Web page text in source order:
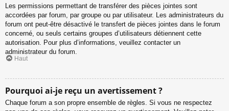
Les permissions permettant de transférer des pièces jointes sont
accordées par forum, par groupe ou par utilisateur. Les administrateurs du
forum ont peut-être désactivé le transfert de pièces jointes dans le forum
concerné, ou seuls certains groupes d’utilisateurs détiennent cette
autorisation. Pour plus d’informations, veuillez contacter un
administrateur du forum.
Haut
Pourquoi ai-je reçu un avertissement ?
Chaque forum a son propre ensemble de règles. Si vous ne respectez